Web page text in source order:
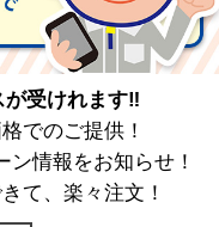
受けれます‼
でのご提供！
情報をお知らせ！
て、楽々注文！